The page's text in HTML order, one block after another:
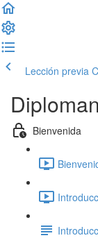
Lección previa
Bienvenida